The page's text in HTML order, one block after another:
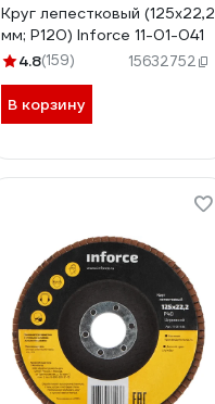
Круг лепестковый (125х22,2
мм; P120) Inforce 11-01-041
4.8(159) 15632752
В корзину